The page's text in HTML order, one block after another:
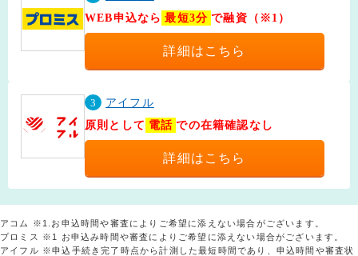
WEB申込なら 最短3分 で融資（※1）
詳細はこちら
3
アイフル
原則として 電話 での在籍確認なし
詳細はこちら
アコム ※1.お申込時間や審査によりご希望に添えない場合がございます。
プロミス ※1 お申込み時間や審査によりご希望に添えない場合がございます。
アイフル ※申込手続き完了時点から計測した最短時間であり、申込時間や審査状